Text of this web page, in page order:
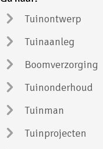
Tuinontwerp
Tuinaanleg
Boomverzorging
Tuinonderhoud
Tuinman
Tuinprojecten